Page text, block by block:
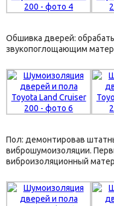
Обшивка дверей:
звукопоглощающим
Пол: демонтировав
виброшумоизоляции.
виброизоляционный